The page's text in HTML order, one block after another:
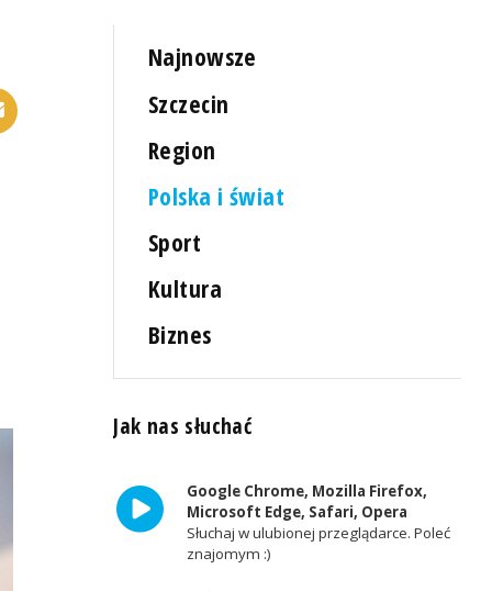
Najnowsze
Szczecin
Region
Polska i świat
Sport
Kultura
Biznes
Jak nas słuchać
Google Chrome, Mozilla Firefox,
Microsoft Edge, Safari, Opera
Słuchaj w ulubionej przeglądarce. Poleć
znajomym :)